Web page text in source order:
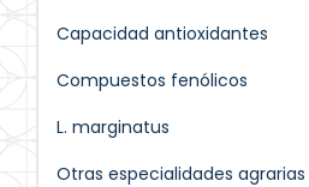
Capacidad antioxidantes
Compuestos fenólicos
L. marginatus
Otras especialidades agrarias